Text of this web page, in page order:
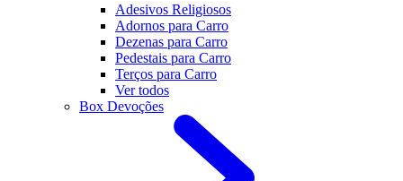
Adesivos Religiosos
Adornos para Carro
Dezenas para Carro
Pedestais para Carro
Terços para Carro
Ver todos
Box Devoções